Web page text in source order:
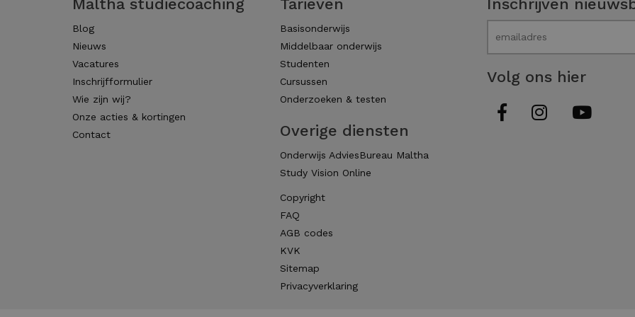
Maltha studiecoaching
Blog
Nieuws
Vacatures
Inschrijfformulier
Wie zijn wij?
Onze acties & kortingen
Contact
Tarieven
Basisonderwijs
Middelbaar onderwijs
Studenten
Cursussen
Onderzoeken & testen
Overige diensten
Onderwijs AdviesBureau Maltha
Study Vision Online
Copyright
FAQ
AGB codes
KVK
Sitemap
Privacyverklaring
Inschrijven
Volg ons hier